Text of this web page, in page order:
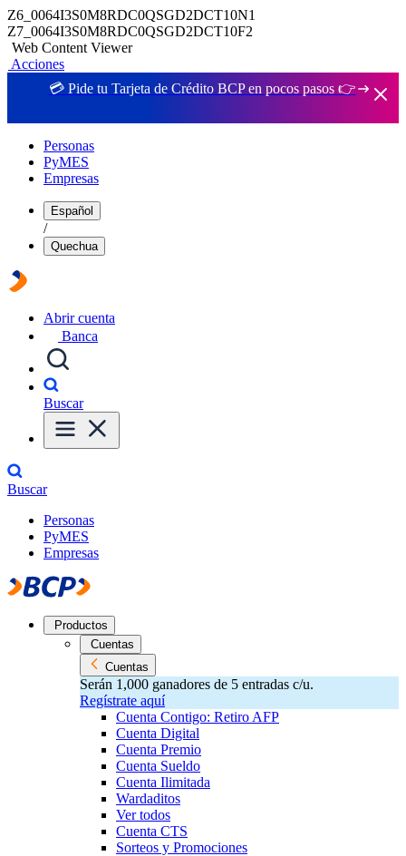
Z6_0064I3S0M8RDC0QSGD2DCT10N1
Z7_0064I3S0M8RDC0QSGD2DCT10F2
Web Content Viewer
Acciones
💳 Pide tu Tarjeta de Crédito BCP en pocos pasos 👉
Personas
PyMES
Empresas
Español
/
Quechua
Abrir cuenta
Banca
Buscar
Buscar
Personas
PyMES
Empresas
Productos
Cuentas
Cuentas
Serán 1,000 ganadores de 5 entradas c/u.
Regístrate aquí
Cuenta Contigo: Retiro AFP
Cuenta Digital
Cuenta Premio
Cuenta Sueldo
Cuenta Ilimitada
Wardaditos
Ver todos
Cuenta CTS
Sorteos y Promociones